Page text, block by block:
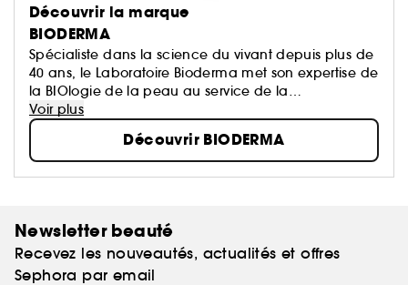
Découvrir la marque
BIODERMA
Spécialiste dans la science du vivant depuis plus de
40 ans, le Laboratoire Bioderma met son expertise de
la BIOlogie de la peau au service de la
DERMatologie, afin de vous proposer des produits
qui prennent soin de tous les types de peaux, et à
Voir plus
Découvrir BIODERMA
Newsletter beauté
Recevez les nouveautés, actualités et offres
Sephora par email